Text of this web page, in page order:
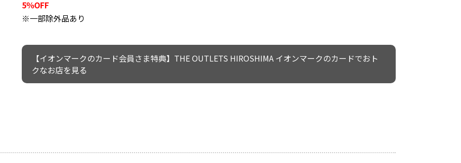
5％OFF
※一部除外品あり
【イオンマークのカード会員さま特典】THE OUTLETS HIROSHIMA イオンマークのカードでおト
クなお店を見る